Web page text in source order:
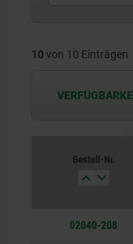
M8
10 von 10 Einträgen
Bestell-Nr.
02040-208